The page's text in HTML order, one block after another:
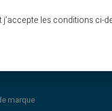
marque
j’accepte les conditions ci-